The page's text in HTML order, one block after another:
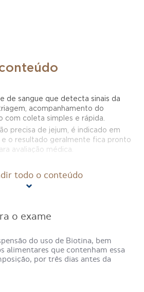
de sangue que detecta sinais da
acompanhamento do
com coleta simples e rápida.
precisa de jejum, é indicado em
e o resultado geralmente fica pronto
avaliação médica.
a sífilis, ajudando a
dessa infecção sexualmente
usado como exame inicial e de
tratamento.
pedido em consultas de rotina,
todo o conteúdo
o exame
do uso de Biotina, bem
alimentares que contenham essa
por três dias antes da